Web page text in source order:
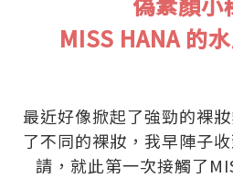
MISS HANA 的
最近好像掀起了強勁的裸
了不同的裸妝，我早陣子
請，就此第一次接觸了